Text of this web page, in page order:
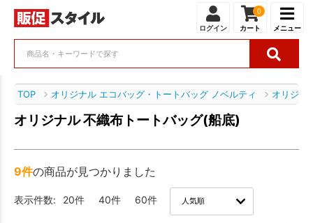
ログイン
0
カート メニュー
TOP オリジナル エコバッグ・トートバッグ ノベルティ オリジナ
オリジナル 不織布トートバッグ(船底)
9件の商品が見つかりました
表示件数: 20件 40件 60件